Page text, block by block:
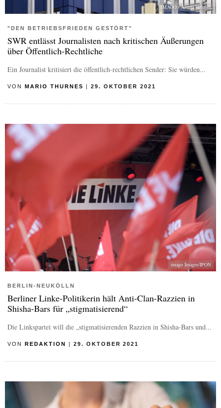
IMAGO / Arnulf Hettrich
"DEN BETRIEBSFRIEDEN GESTÖRT"
SWR entlässt Journalisten nach kritischen Äußerungen
über Öffentlich-Rechtliche
Ein Journalist kritisiert die öffentlich-rechtlichen Sender: Sie würden...
VON MARIO THURNES | 29. OKTOBER 2021
imago Images/IPON
BERLIN-NEUKÖLLN
Berliner Linke-Politikerin hält Anti-Clan-Razzien in
Shisha-Bars für „stigmatisierend“
Die Linkspartei will die „stigmatisierenden Razzien in Shisha-Bars und...
VON REDAKTION 29. OKTOBER 2021